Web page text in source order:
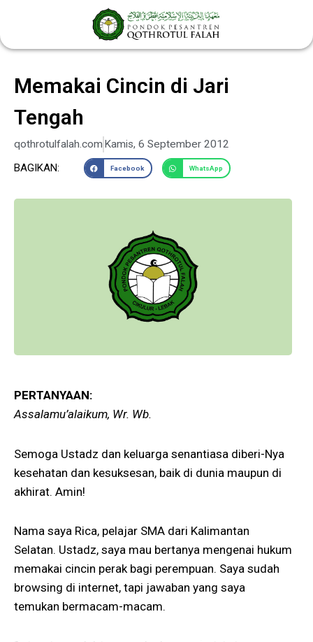
konten
Memakai Cincin di Jari
Tengah
qothrotulfalah.com Kamis, 6 September 2012
BAGIKAN:
Facebook WhatsApp
PERTANYAAN:
Assalamu’alaikum, Wr. Wb.
Semoga Ustadz dan keluarga senantiasa diberi-Nya
kesehatan dan kesuksesan, baik di dunia maupun di
akhirat. Amin!
Nama saya Rica, pelajar SMA dari Kalimantan
Selatan. Ustadz, saya mau bertanya mengenai hukum
memakai cincin perak bagi perempuan. Saya sudah
browsing di internet, tapi jawaban yang saya
temukan bermacam-macam.